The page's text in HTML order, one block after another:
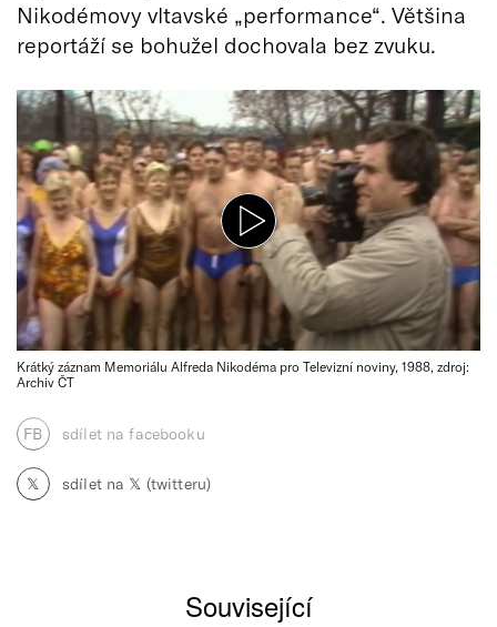
Nikodémovy vltavské „performance“. Většina
reportáží se bohužel dochovala bez zvuku.
Krátký záznam Memoriálu Alfreda Nikodéma pro Televizní noviny, 1988, zdroj:
Archiv ČT
FB sdílet na facebooku
𝕏 sdílet na 𝕏 (twitteru)
Související